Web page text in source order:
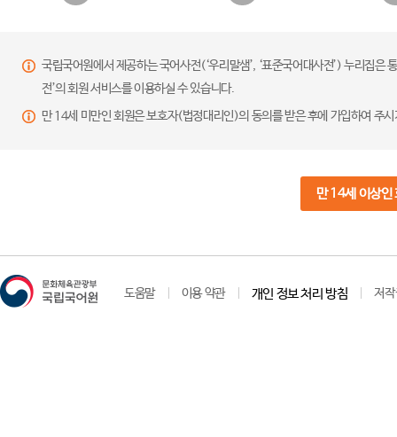
국립국어원에서 제공하는 국어사전(‘우리말샘’, ‘표준국어대사전’) 누리집
전’의 회원 서비스를 이용하실 수 있습니다.
만 14세 미만인 회원은 보호자(법정대리인)의 동의를 받은 후에 가입하여 주
만 14세 이상인
도움말 이용 약관 개인 정보 처리 방침 저